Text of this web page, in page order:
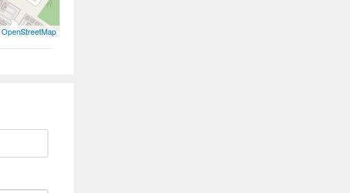
OpenStreetMap